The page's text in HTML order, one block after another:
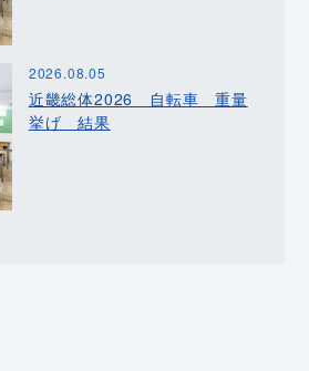
2026.08.05
近畿総体2026 自転車 重量
挙げ 結果